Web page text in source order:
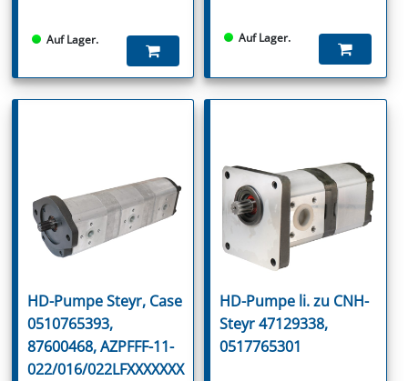
Auf Lager. Auf Lager.
HD-Pumpe Steyr, Case
0510765393,
87600468, AZPFFF-11-
022/016/022LFXXXXXXX
HD-Pumpe li. zu CNH-
Steyr 47129338,
0517765301